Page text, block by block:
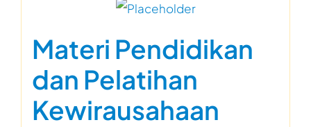
Materi Pendidikan
dan Pelatihan
Kewirausahaan